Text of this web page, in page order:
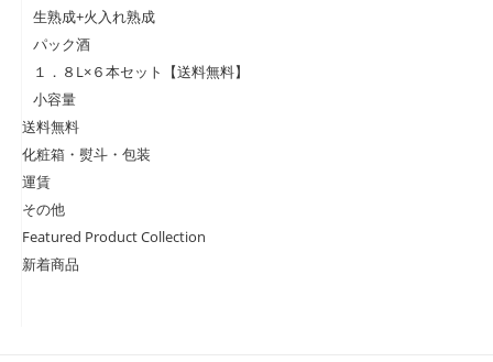
生熟成+火入れ熟成
パック酒
１．８L×６本セット【送料無料】
小容量
送料無料
化粧箱・熨斗・包装
運賃
その他
Featured Product Collection
新着商品